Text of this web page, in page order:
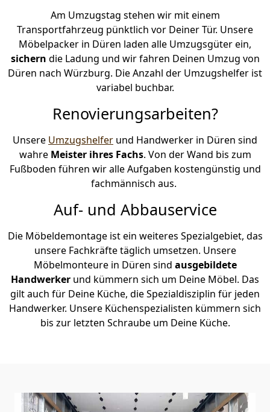
Am Umzugstag stehen wir mit einem
Transportfahrzeug pünktlich vor Deiner Tür. Unsere
Möbelpacker in Düren laden alle Umzugsgüter ein,
sichern die Ladung und wir fahren Deinen Umzug von
Düren nach Würzburg. Die Anzahl der Umzugshelfer ist
variabel buchbar.
Renovierungsarbeiten?
Unsere Umzugshelfer und Handwerker in Düren sind
wahre Meister ihres Fachs. Von der Wand bis zum
Fußboden führen wir alle Aufgaben kostengünstig und
fachmännisch aus.
Auf- und Abbauservice
Die Möbeldemontage ist ein weiteres Spezialgebiet, das
unsere Fachkräfte täglich umsetzen. Unsere
Möbelmonteure in Düren sind ausgebildete
Handwerker und kümmern sich um Deine Möbel. Das
gilt auch für Deine Küche, die Spezialdisziplin für jeden
Handwerker. Unsere Küchenspezialisten kümmern sich
bis zur letzten Schraube um Deine Küche.